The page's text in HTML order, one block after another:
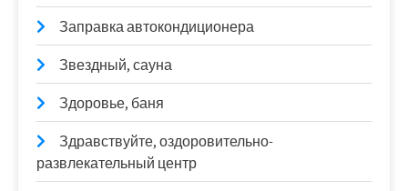
Заправка автокондиционера
Звездный, сауна
Здоровье, баня
Здравствуйте, оздоровительно-
развлекательный центр